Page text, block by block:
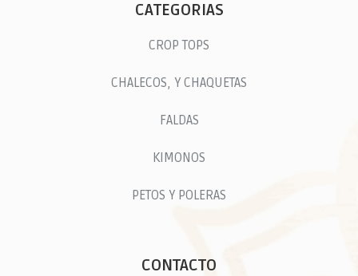
CATEGORIAS
CROP TOPS
CHALECOS, Y CHAQUETAS
FALDAS
KIMONOS
PETOS Y POLERAS
CONTACTO